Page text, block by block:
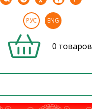
РУС ENG
0 товаров